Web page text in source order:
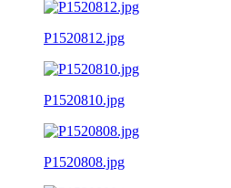
P1520812.jpg
P1520810.jpg
P1520808.jpg